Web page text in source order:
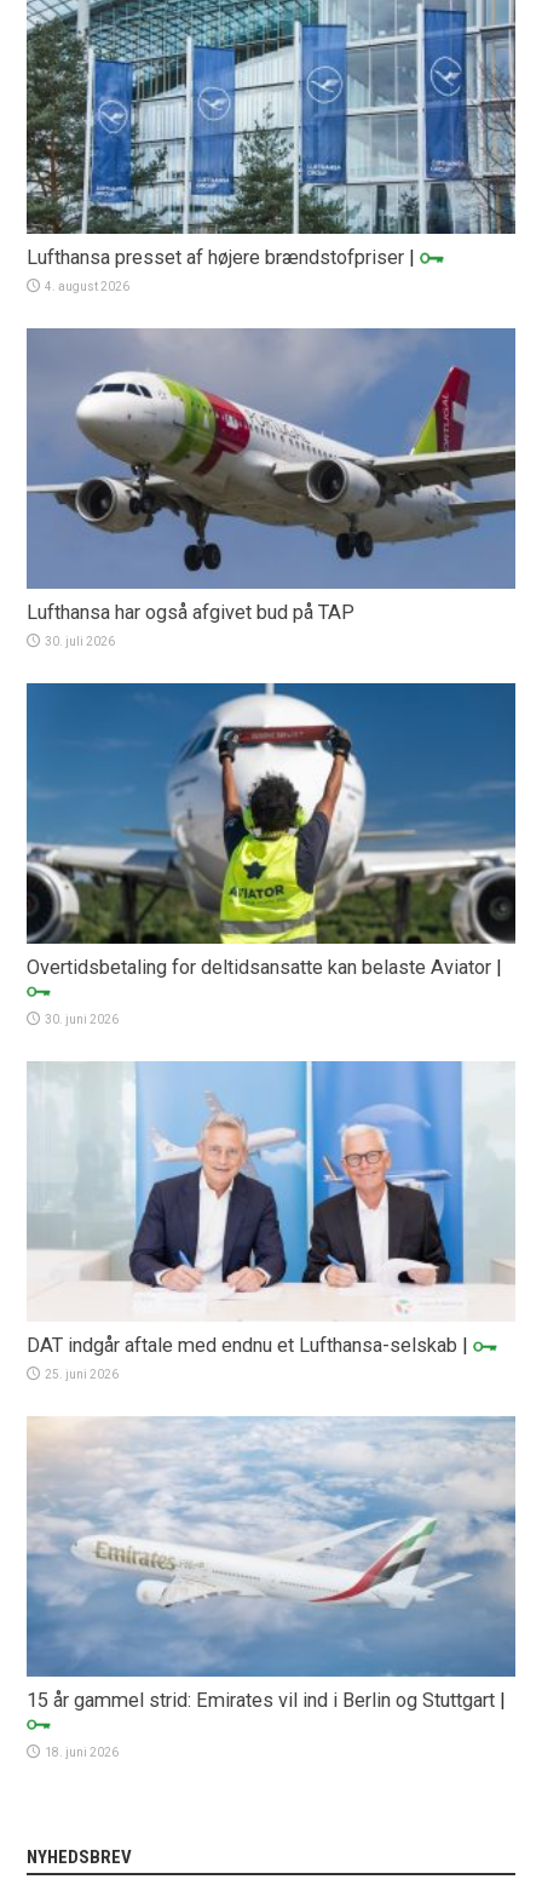
Lufthansa presset af højere brændstofpriser |
4. august 2026
Lufthansa har også afgivet bud på TAP
30. juli 2026
Overtidsbetaling for deltidsansatte kan belaste Aviator |
30. juni 2026
DAT indgår aftale med endnu et Lufthansa-selskab |
25. juni 2026
15 år gammel strid: Emirates vil ind i Berlin og Stuttgart |
18. juni 2026
NYHEDSBREV